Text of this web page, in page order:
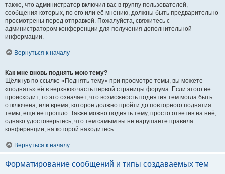
также, что администратор включил вас в группу пользователей,
сообщения которых, по его или её мнению, должны быть предварительно
просмотрены перед отправкой. Пожалуйста, свяжитесь с
администратором конференции для получения дополнительной
информации.
Вернуться к началу
Как мне вновь поднять мою тему?
Щёлкнув по ссылке «Поднять тему» при просмотре темы, вы можете
«поднять» её в верхнюю часть первой страницы форума. Если этого не
происходит, то это означает, что возможность поднятия тем могла быть
отключена, или время, которое должно пройти до повторного поднятия
темы, ещё не прошло. Также можно поднять тему, просто ответив на неё,
однако удостоверьтесь, что тем самым вы не нарушаете правила
конференции, на которой находитесь.
Вернуться к началу
Форматирование сообщений и типы создаваемых тем